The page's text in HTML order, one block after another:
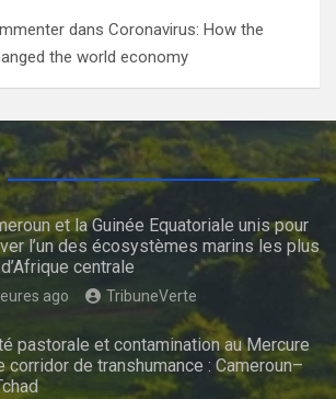
dans Coronavirus: How the
the world economy
et la Guinée Equatoriale unis pour
l’un des écosystèmes marins les plus
centrale
ago TribuneVerte
pastorale et contamination au Mercure
corridor de transhumance : Cameroun–